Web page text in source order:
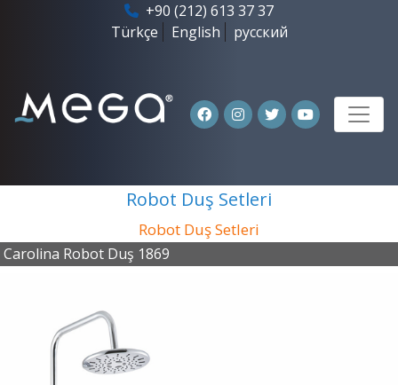
+90 (212) 613 37 37
Türkçe
English русский
Robot Duş Setleri
Robot Duş Setleri
Carolina Robot Duş 1869